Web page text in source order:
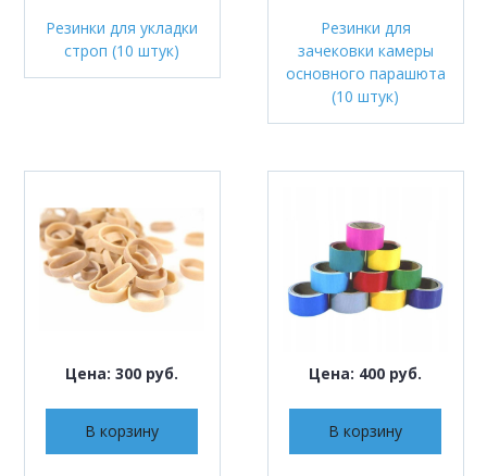
Резинки для укладки
строп (10 штук)
Резинки для
зачековки камеры
основного парашюта
(10 штук)
Цена: 300 руб.
В корзину
Цена: 400 руб.
В корзину